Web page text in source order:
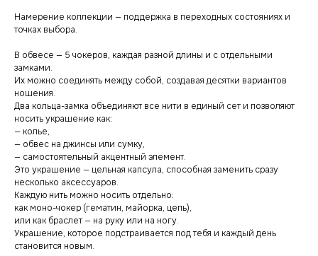
Намерение коллекции — поддержка в переходных состояниях и
точках выбора.
В обвесе — 5 чокеров, каждая разной длины и с отдельными
замками.
Их можно соединять между собой, создавая десятки вариантов
ношения.
Два кольца-замка объединяют все нити в единый сет и позволяют
носить украшение как:
— колье,
— обвес на джинсы или сумку,
— самостоятельный акцентный элемент.
Это украшение — цельная капсула, способная заменить сразу
несколько аксессуаров.
Каждую нить можно носить отдельно:
как моно-чокер (гематин, майорка, цепь),
или как браслет — на руку или на ногу.
Украшение, которое подстраивается под тебя и каждый день
становится новым.